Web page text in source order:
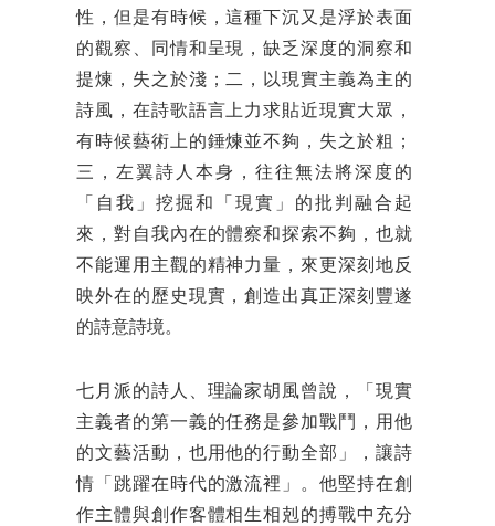
性，但是有時候，這種下沉又是浮於表面
的觀察、同情和呈現，缺乏深度的洞察和
提煉，失之於淺；二，以現實主義為主的
詩風，在詩歌語言上力求貼近現實大眾，
有時候藝術上的錘煉並不夠，失之於粗；
三，左翼詩人本身，往往無法將深度的
「自我」挖掘和「現實」的批判融合起
來，對自我內在的體察和探索不夠，也就
不能運用主觀的精神力量，來更深刻地反
映外在的歷史現實，創造出真正深刻豐遂
的詩意詩境。
七月派的詩人、理論家胡風曾說，「現實
主義者的第一義的任務是參加戰鬥，用他
的文藝活動，也用他的行動全部」，讓詩
情「跳躍在時代的激流裡」。他堅持在創
作主體與創作客體相生相剋的搏戰中充分